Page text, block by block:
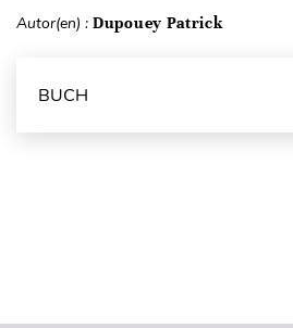
Autor(en) : Dupouey Patrick
BUCH